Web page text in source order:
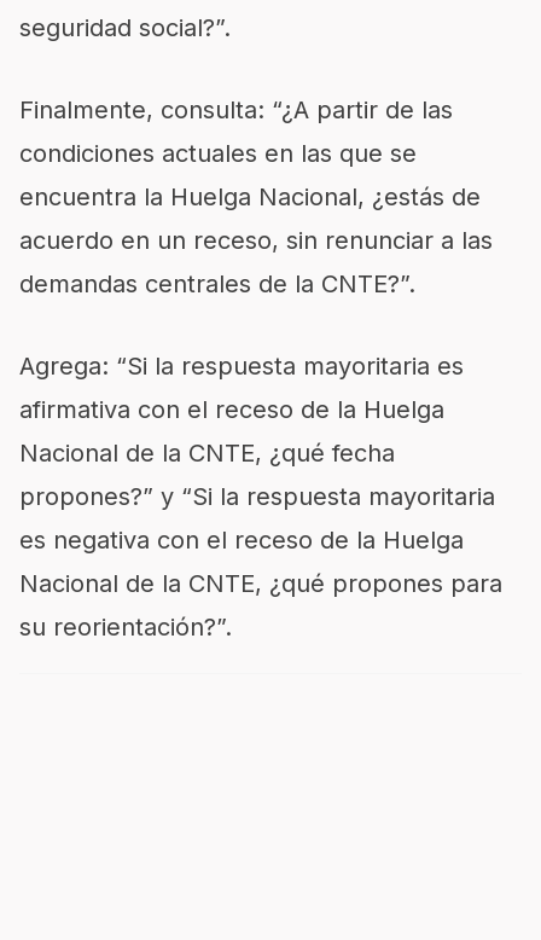
seguridad social?”.
Finalmente, consulta: “¿A partir de las
condiciones actuales en las que se
encuentra la Huelga Nacional, ¿estás de
acuerdo en un receso, sin renunciar a las
demandas centrales de la CNTE?”.
Agrega: “Si la respuesta mayoritaria es
afirmativa con el receso de la Huelga
Nacional de la CNTE, ¿qué fecha
propones?” y “Si la respuesta mayoritaria
es negativa con el receso de la Huelga
Nacional de la CNTE, ¿qué propones para
su reorientación?”.